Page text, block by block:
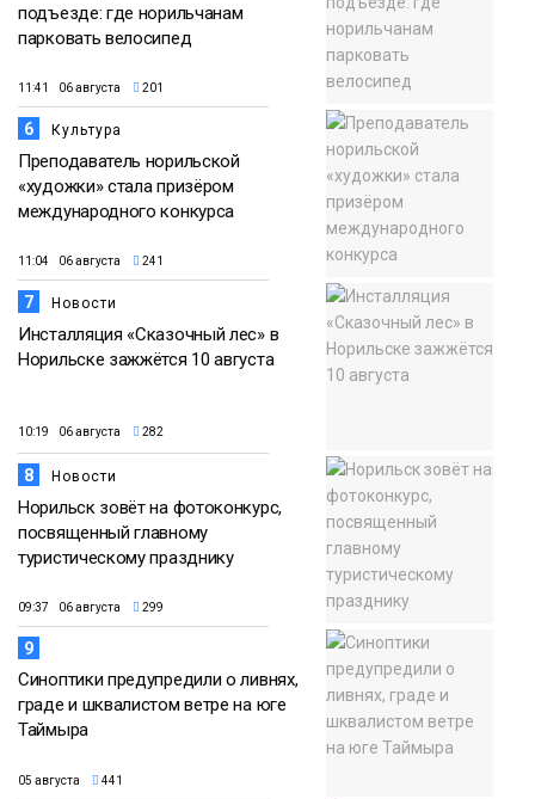
подъезде: где норильчанам
парковать велосипед
11:41 06 августа 201
6 Культура
Преподаватель норильской
«художки» стала призёром
международного конкурса
11:04 06 августа 241
7 Новости
Инсталляция «Сказочный лес» в
Норильске зажжётся 10 августа
10:19 06 августа 282
8 Новости
Норильск зовёт на фотоконкурс,
посвященный главному
туристическому празднику
09:37 06 августа 299
9
Синоптики предупредили о ливнях,
граде и шквалистом ветре на юге
Таймыра
05 августа 441